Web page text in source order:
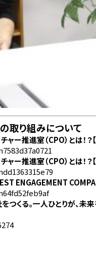
取り組みについて
推進室（CPO）とは！？
推進室（CPO）とは！？
ENGAGEMENT
をつくる。一人ひとりが、